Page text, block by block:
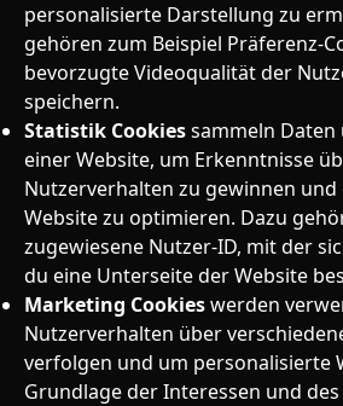
personalisierte Darstellung zu
gehören zum Beispiel Präferenz-
bevorzugte Videoqualität der
speichern.
Statistik Cookiessammeln
einer Website, um Erkenntnisse
Nutzerverhalten zu gewinnen
Website zu optimieren. Dazu
zugewiesene Nutzer-ID, mit der
du eine Unterseite der Website
Marketing Cookieswerden
Nutzerverhalten über
verfolgen und um personalisierte
Grundlage der Interessen und